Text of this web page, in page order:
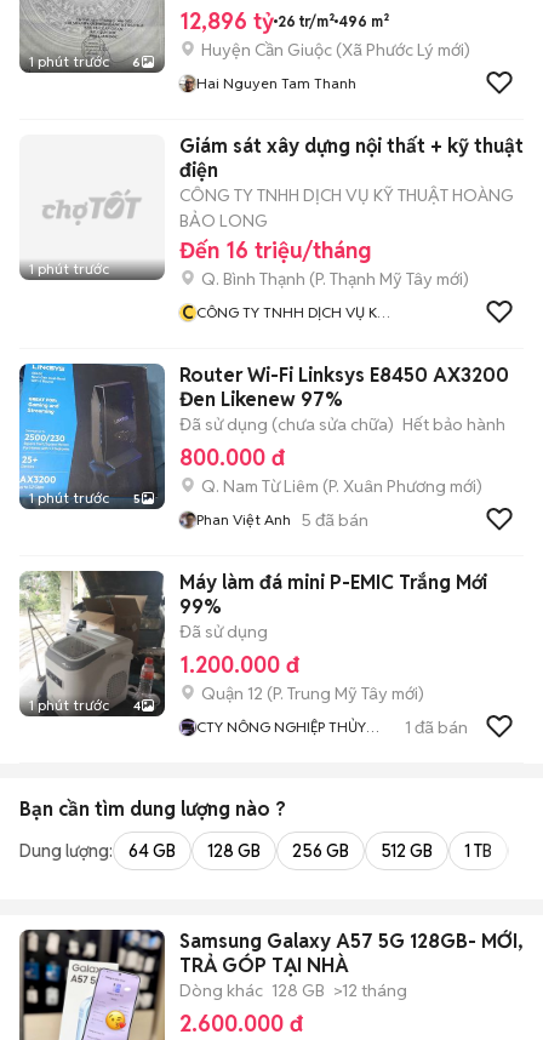
1 phút trước 6
12,896 tỷ 26 tr/m² 496 m²
Huyện Cần Giuộc (Xã Phước Lý mới)
Hai Nguyen Tam Thanh
1 phút trước
Giám sát xây dựng nội thất + kỹ thuật
điện
CÔNG TY TNHH DỊCH VỤ KỸ THUẬT HOÀNG
BẢO LONG
Đến 16 triệu/tháng
Q. Bình Thạnh (P. Thạnh Mỹ Tây mới)
CCÔNG TY TNHH DỊCH VỤ KỸ
1 phút trước 5
Router Wi-Fi Linksys E8450 AX3200
Đen Likenew 97%
Đã sử dụng (chưa sửa chữa) Hết bảo hành
800.000 đ
Q. Nam Từ Liêm (P. Xuân Phương mới)
Phan Việt Anh 5 đã bán
1 phút trước 4
Máy làm đá mini P-EMIC Trắng Mới
99%
Đã sử dụng
1.200.000 đ
Quận 12 (P. Trung Mỹ Tây mới)
CTY NÔNG NGHIỆP THỦY
1 đã bán
Bạn cần tìm dung lượng nào ?
Dung lượng: 64 GB 128 GB 256 GB 512 GB 1 TB
Samsung Galaxy A57 5G 128GB- MỚI,
TRẢ GÓP TẠI NHÀ
Dòng khác 128 GB >12 tháng
2.600.000 đ